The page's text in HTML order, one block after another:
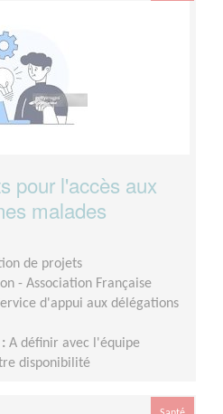
pour l'accès aux
malades
de projets
- Association Française
d'appui aux délégations
A définir avec l'équipe
disponibilité